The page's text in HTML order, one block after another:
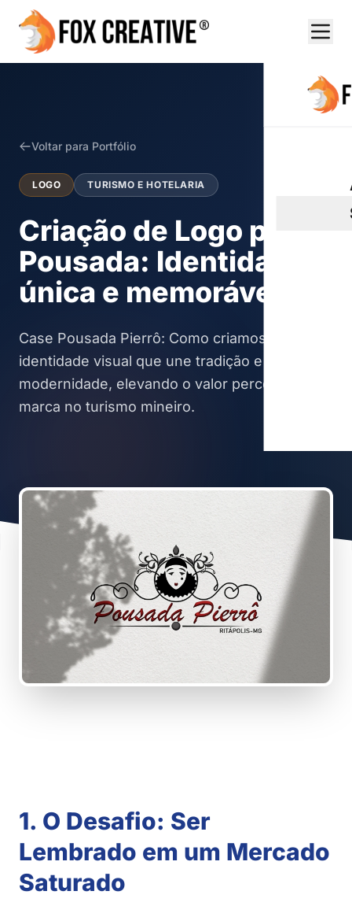
Voltar para Portfólio
LOGO TURISMO E HOTELARIA
Criação de Logo para
Pousada: Identidade
única e memorável
Case Pousada Pierrô: Como criamos uma
identidade visual que une tradição e
modernidade, elevando o valor percebido da
marca no turismo mineiro.
1. O Desafio: Ser
Lembrado em um Mercado
Saturado